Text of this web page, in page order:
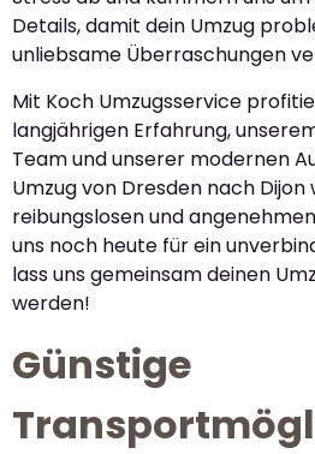
Details, damit dein Umzug
unliebsame Überraschungen
Mit Koch Umzugsservice
langjährigen Erfahrung,
Team und unserer modernen
Umzug von Dresden nach Dijon
reibungslosen und
uns noch heute für ein
lass uns gemeinsam deinen
werden!
Günstige